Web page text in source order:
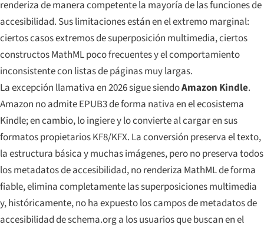
renderiza de manera competente la mayoría de las funciones de
accesibilidad. Sus limitaciones están en el extremo marginal:
ciertos casos extremos de superposición multimedia, ciertos
constructos MathML poco frecuentes y el comportamiento
inconsistente con listas de páginas muy largas.
La excepción llamativa en 2026 sigue siendoAmazon Kindle.
Amazon no admite EPUB3 de forma nativa en el ecosistema
Kindle; en cambio, lo ingiere y lo convierte al cargar en sus
formatos propietarios KF8/KFX. La conversión preserva el texto,
la estructura básica y muchas imágenes, pero no preserva todos
los metadatos de accesibilidad, no renderiza MathML de forma
fiable, elimina completamente las superposiciones multimedia
y, históricamente, no ha expuesto los campos de metadatos de
accesibilidad de schema.org a los usuarios que buscan en el